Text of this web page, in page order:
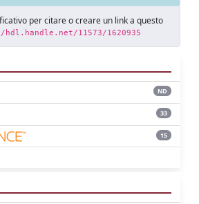
per citare o creare un link a questo
11573/1620935
ND
33
15